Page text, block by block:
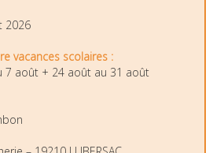
2026
vacances scolaires :
7 août + 24 août au 31 août